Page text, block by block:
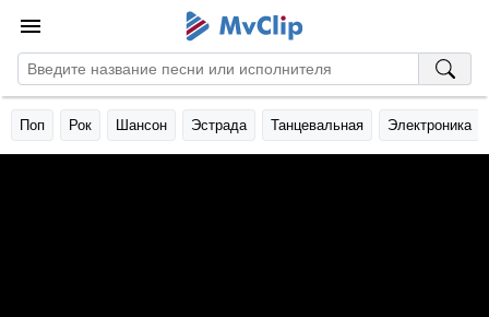
Поп Рок Шансон Эстрада Танцевальная Электроника